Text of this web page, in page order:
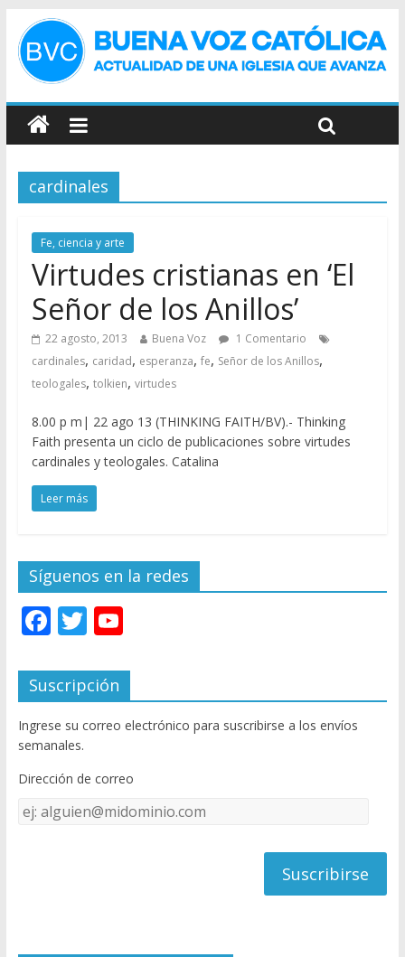
cardinales
Fe, ciencia y arte
Virtudes cristianas en ‘El
Señor de los Anillos’
22 agosto, 2013 Buena Voz
1 Comentario
cardinales, caridad, esperanza, fe, Señor de los Anillos,
teologales, tolkien, virtudes
8.00 p m| 22 ago 13 (THINKING FAITH/BV).- Thinking
Faith presenta un ciclo de publicaciones sobre virtudes
cardinales y teologales. Catalina
Leer más
Síguenos en la redes
F
e
b
o
o
k
T
itt
er
Y
u
T
u
e
C
Suscripción
Ingrese su correo electrónico para suscribirse a los envíos
semanales.
Dirección de correo
Dirección
de